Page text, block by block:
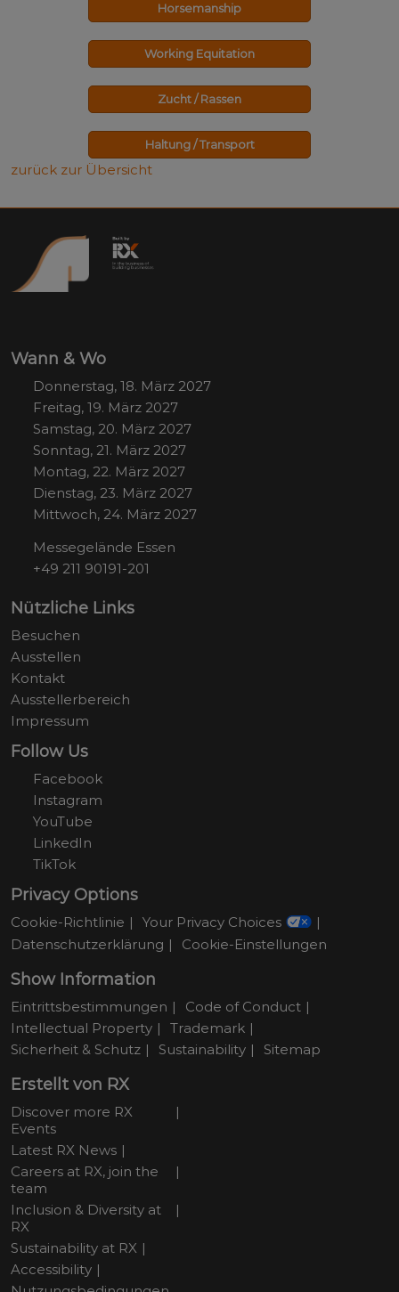
Horsemanship
Working Equitation
Zucht / Rassen
Haltung / Transport
zurück zur Übersicht
Wann & Wo
Donnerstag, 18. März 2027
Freitag, 19. März 2027
Samstag, 20. März 2027
Sonntag, 21. März 2027
Montag, 22. März 2027
Dienstag, 23. März 2027
Mittwoch, 24. März 2027
Messegelände Essen
+49 211 90191-201
Nützliche Links
Besuchen
Ausstellen
Kontakt
Ausstellerbereich
Impressum
Follow Us
Facebook
Instagram
YouTube
LinkedIn
TikTok
Privacy Options
Cookie-Richtlinie
Your Privacy Choices
Datenschutzerklärung
Cookie-Einstellungen
Show Information
Eintrittsbestimmungen
Code of Conduct
Intellectual Property
Trademark
Sicherheit & Schutz
Sustainability Sitemap
Erstellt von RX
Discover more RX
Events
Latest RX News
Careers at RX, join the
team
Inclusion & Diversity at
RX
Sustainability at RX
Accessibility